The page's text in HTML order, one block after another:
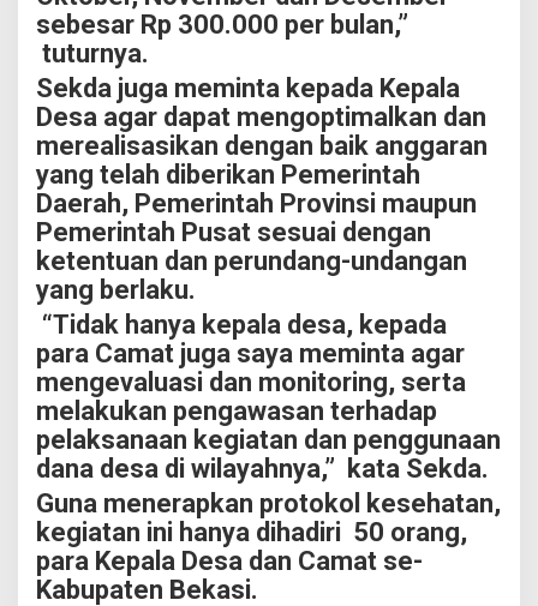
sebesar Rp 300.000 per bulan,”
tuturnya.
Sekda juga meminta kepada Kepala
Desa agar dapat mengoptimalkan dan
merealisasikan dengan baik anggaran
yang telah diberikan Pemerintah
Daerah, Pemerintah Provinsi maupun
Pemerintah Pusat sesuai dengan
ketentuan dan perundang-undangan
yang berlaku.
“Tidak hanya kepala desa, kepada
para Camat juga saya meminta agar
mengevaluasi dan monitoring, serta
melakukan pengawasan terhadap
pelaksanaan kegiatan dan penggunaan
dana desa di wilayahnya,” kata Sekda.
Guna menerapkan protokol kesehatan,
kegiatan ini hanya dihadiri 50 orang,
para Kepala Desa dan Camat se-
Kabupaten Bekasi.